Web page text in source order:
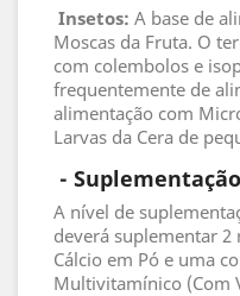
Insetos: A base de
Moscas da Fruta. O
com colembolos e
frequentemente de
alimentação com
Larvas da Cera de
- Suplementação
A nível de
deverá suplementar 2
Cálcio em Pó e uma
Multivitamínico (Com